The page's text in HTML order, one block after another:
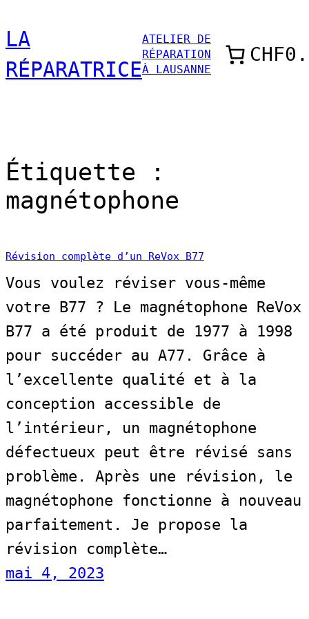
au
contenu
LA
RÉPARATRICE
ATELIER DE
RÉPARATION
À LAUSANNE
Étiquette :
magnétophone
Révision complète d’un ReVox B77
Vous voulez réviser vous-même
votre B77 ? Le magnétophone ReVox
B77 a été produit de 1977 à 1998
pour succéder au A77. Grâce à
l’excellente qualité et à la
conception accessible de
l’intérieur, un magnétophone
défectueux peut être révisé sans
problème. Après une révision, le
magnétophone fonctionne à nouveau
parfaitement. Je propose la
révision complète…
mai 4, 2023